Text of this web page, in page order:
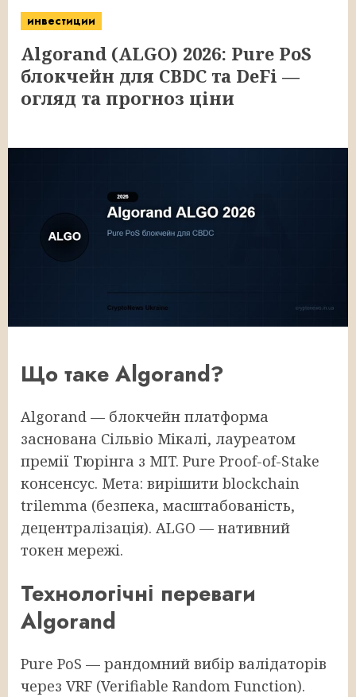
инвестиции
Algorand (ALGO) 2026: Pure PoS
блокчейн для CBDC та DeFi —
огляд та прогноз ціни
Що таке Algorand?
Algorand — блокчейн платформа
заснована Сільвіо Мікалі, лауреатом
премії Тюрінга з MIT. Pure Proof-of-Stake
консенсус. Мета: вирішити blockchain
trilemma (безпека, масштабованість,
децентралізація). ALGO — нативний
токен мережі.
Технологічні переваги
Algorand
Pure PoS — рандомний вибір валідаторів
через VRF (Verifiable Random Function).